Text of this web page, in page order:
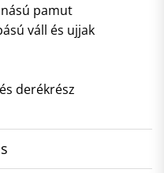
pamut
váll és ujjak
derékrész